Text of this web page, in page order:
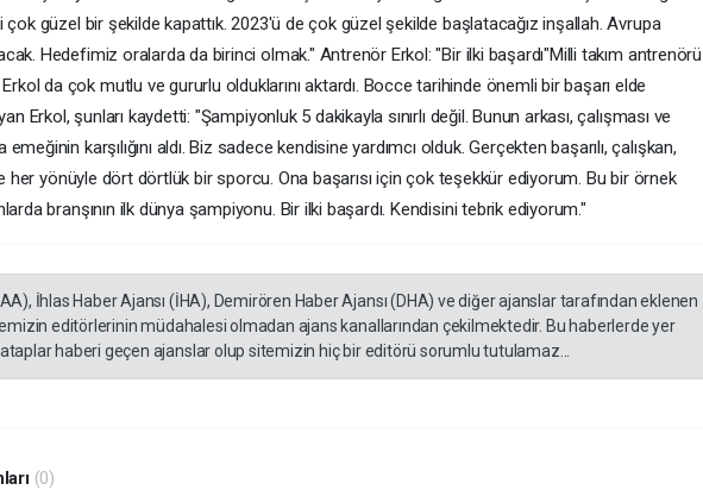
güzel bir şekilde kapattık. 2023'ü de çok güzel şekilde başlatacağız inşallah. Avrupa
Hedefimiz oralarda da birinci olmak." Antrenör Erkol: "Bir ilki başardı"Milli takım antrenörü
da çok mutlu ve gururlu olduklarını aktardı. Bocce tarihinde önemli bir başarı elde
Erkol, şunları kaydetti: "Şampiyonluk 5 dakikayla sınırlı değil. Bunun arkası, çalışması ve
karşılığını aldı. Biz sadece kendisine yardımcı olduk. Gerçekten başarılı, çalışkan,
her yönüyle dört dörtlük bir sporcu. Ona başarısı için çok teşekkür ediyorum. Bu bir örnek
branşının ilk dünya şampiyonu. Bir ilki başardı. Kendisini tebrik ediyorum."
İhlas Haber Ajansı (İHA), Demirören Haber Ajansı (DHA) ve diğer ajanslar tarafından eklenen
editörlerinin müdahalesi olmadan ajans kanallarından çekilmektedir. Bu haberlerde yer
haberi geçen ajanslar olup sitemizin hiç bir editörü sorumlu tutulamaz...
(0)